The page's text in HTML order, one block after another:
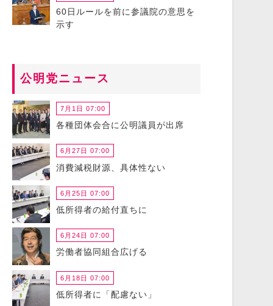
60日ルールを前に参議院の意思を
示す
公明党ニュース
7月1日 07:00
各種団体会合に公明議員が出席
6月27日 07:00
消費減税財源、具体性ない
6月25日 07:00
低所得者の給付直ちに
6月24日 07:00
労働者協同組合広げる
6月18日 07:00
低所得者に「配慮ない」